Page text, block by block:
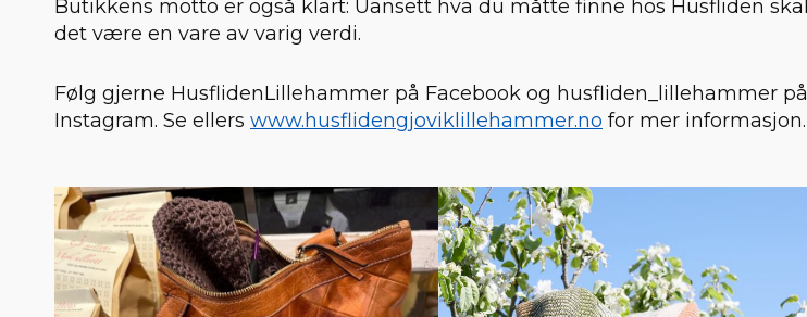
Butikkens motto er også klart: Uansett hva du måtte finne hos Husfliden skal
det være en vare av varig verdi.
Følg gjerne HusflidenLillehammer på Facebook og husfliden_lillehammer på
Instagram. Se ellers www.husflidengjoviklillehammer.no for mer informasjon.